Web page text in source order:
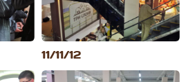
11/11/12